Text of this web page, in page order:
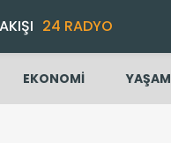
24 RADYO
EKONOMİ YAŞAM